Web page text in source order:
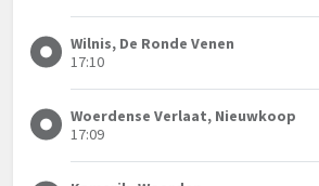
Wilnis, De Ronde Venen
17:10
Woerdense Verlaat, Nieuwkoop
17:09